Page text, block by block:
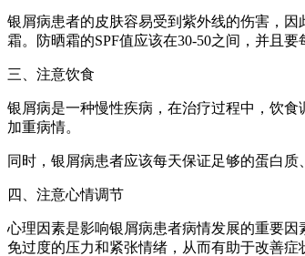
银屑病患者的皮肤容易受到紫外线的伤害，
霜。防晒霜的SPF值应该在30-50之间，并且
三、注意饮食
银屑病是一种慢性疾病，在治疗过程中，饮
加重病情。
同时，银屑病患者应该每天保证足够的蛋白
四、注意心情调节
心理因素是影响银屑病患者病情发展的重要
免过度的压力和紧张情绪，从而有助于改善症